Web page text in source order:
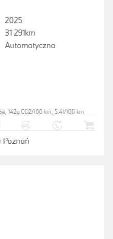
2025
31 291km
Automatyczna
142g CO2/100 km, 5.4l/100 km
Poznań